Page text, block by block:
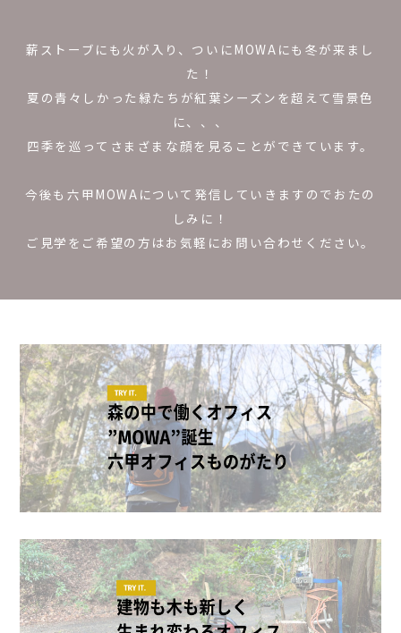
薪ストーブにも火が入り、ついにMOWAにも冬が来まし
た！
夏の青々しかった緑たちが紅葉シーズンを超えて雪景色
に、、、
四季を巡ってさまざまな顔を見ることができています。
今後も六甲MOWAについて発信していきますのでおたの
しみに！
ご見学をご希望の方はお気軽にお問い合わせください。